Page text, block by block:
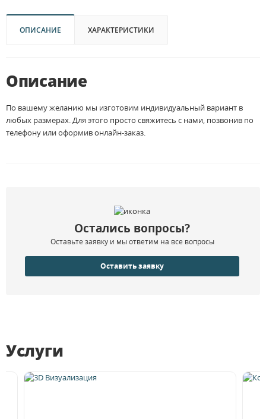
ОПИСАНИЕ ХАРАКТЕРИСТИКИ
Описание
По вашему желанию мы изготовим индивидуальный вариант в
любых размерах. Для этого просто свяжитесь с нами, позвонив по
телефону или оформив онлайн-заказ.
Остались вопросы?
Оставьте заявку и мы ответим на все вопросы
Оставить заявку
Услуги